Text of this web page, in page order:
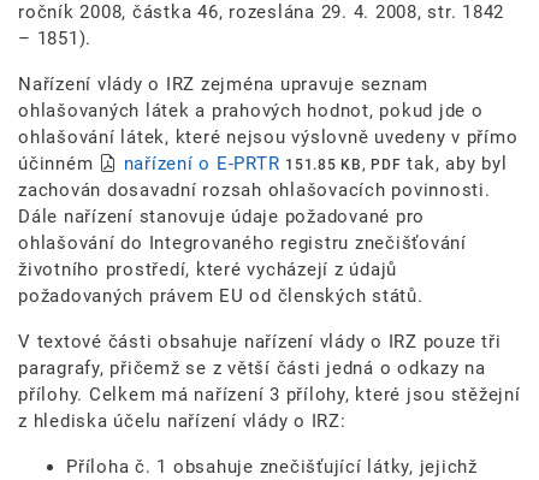
ročník 2008, částka 46, rozeslána 29. 4. 2008, str. 1842
– 1851).
Nařízení vlády o IRZ zejména upravuje seznam
ohlašovaných látek a prahových hodnot, pokud jde o
ohlašování látek, které nejsou výslovně uvedeny v přímo
účinném
nařízení o E-PRTR 151.85 KB, PDF tak, aby byl
zachován dosavadní rozsah ohlašovacích povinnosti.
Dále nařízení stanovuje údaje požadované pro
ohlašování do Integrovaného registru znečišťování
životního prostředí, které vycházejí z údajů
požadovaných právem EU od členských států.
V textové části obsahuje nařízení vlády o IRZ pouze tři
paragrafy, přičemž se z větší části jedná o odkazy na
přílohy. Celkem má nařízení 3 přílohy, které jsou stěžejní
z hlediska účelu nařízení vlády o IRZ:
Příloha č. 1 obsahuje znečišťující látky, jejichž